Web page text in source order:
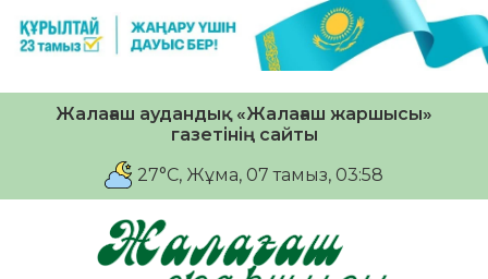
Жалағаш аудандық «Жалағаш жаршысы»
газетінің сайты
27°C, Жұма, 07 тамыз, 03:58